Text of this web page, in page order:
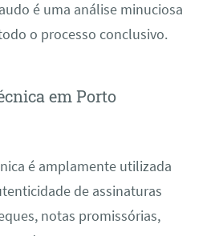
é uma análise minuciosa
o processo conclusivo.
em Porto
é amplamente utilizada
de assinaturas
notas promissórias,